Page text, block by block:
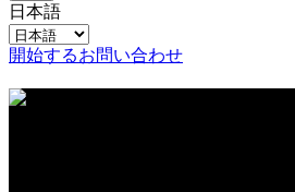
日本語
開始するお問い合わせ
リソースセンター